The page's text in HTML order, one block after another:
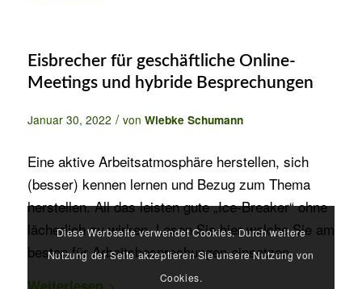
Eisbrecher für geschäftliche Online-
Meetings und hybride Besprechungen
Januar 30, 2022 / von Wiebke Schumann
Eine aktive Arbeitsatmosphäre herstellen, sich
(besser) kennen lernen und Bezug zum Thema
herstellen. All das leisten gute „Ice-Breaker“ ohne
lächerlich zu wirken. Lesen Sie hier welche Sie am
besten für Arbeitsbesprechungen einsetzen.
Diese Werbseite verwendet Cookies. Durch weitere
Nutzung der Seite akzeptieren Sie unsere Nutzung von
Cookies.